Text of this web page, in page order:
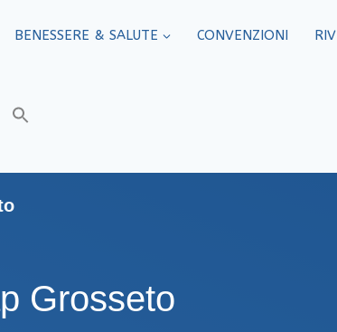
BENESSERE & SALUTE CONVENZIONI
Grosseto